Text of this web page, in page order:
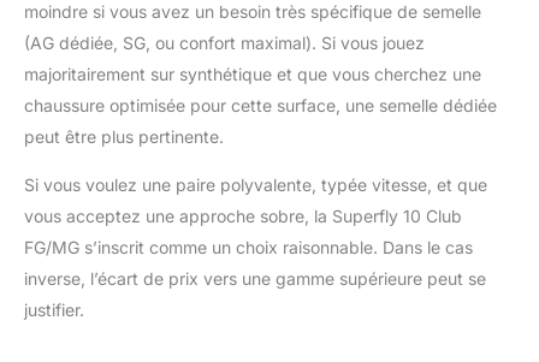
moindre si vous avez un besoin très spécifique de semelle
(AG dédiée, SG, ou confort maximal). Si vous jouez
majoritairement sur synthétique et que vous cherchez une
chaussure optimisée pour cette surface, une semelle dédiée
peut être plus pertinente.
Si vous voulez une paire polyvalente, typée vitesse, et que
vous acceptez une approche sobre, la Superfly 10 Club
FG/MG s’inscrit comme un choix raisonnable. Dans le cas
inverse, l’écart de prix vers une gamme supérieure peut se
justifier.